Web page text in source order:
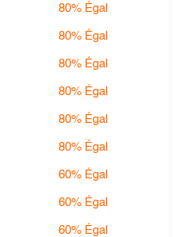
80% Égal
80% Égal
80% Égal
80% Égal
80% Égal
80% Égal
60% Égal
60% Égal
60% Égal